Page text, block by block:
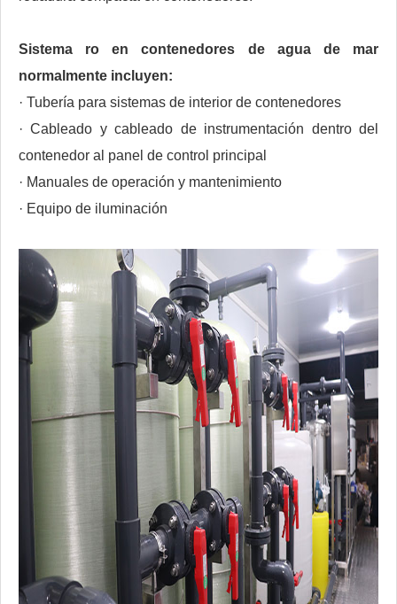
Sistema ro en contenedores de agua de mar
normalmente incluyen:
· Tubería para sistemas de interior de contenedores
· Cableado y cableado de instrumentación dentro del
contenedor al panel de control principal
· Manuales de operación y mantenimiento
· Equipo de iluminación